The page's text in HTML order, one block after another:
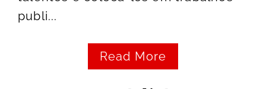
publi...
Read More